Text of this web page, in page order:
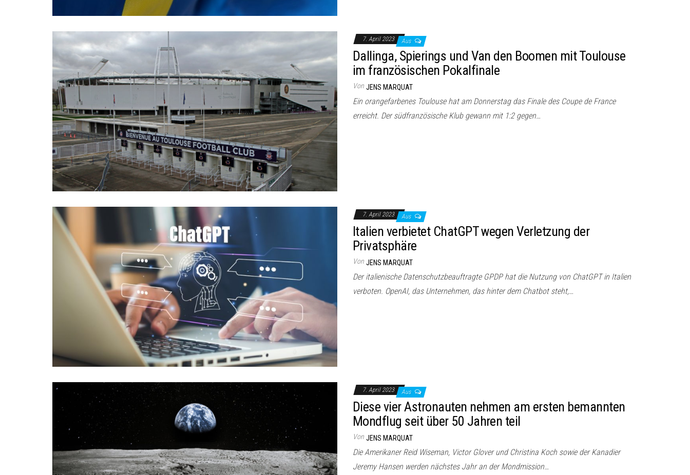
7. April 2023 Aus
Dallinga, Spierings und Van den Boomen mit Toulouse
im französischen Pokalfinale
Von JENS MARQUAT
Ein orangefarbenes Toulouse hat am Donnerstag das Finale des Coupe de France
erreicht. Der südfranzösische Klub gewann mit 1:2 gegen…
7. April 2023 Aus
Italien verbietet ChatGPT wegen Verletzung der
Privatsphäre
Von JENS MARQUAT
Der italienische Datenschutzbeauftragte GPDP hat die Nutzung von ChatGPT in Italien
verboten. OpenAI, das Unternehmen, das hinter dem Chatbot steht,…
7. April 2023 Aus
Diese vier Astronauten nehmen am ersten bemannten
Mondflug seit über 50 Jahren teil
Von JENS MARQUAT
Die Amerikaner Reid Wiseman, Victor Glover und Christina Koch sowie der Kanadier
Jeremy Hansen werden nächstes Jahr an der Mondmission…